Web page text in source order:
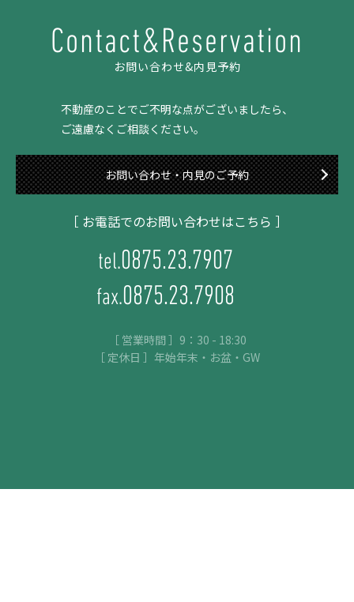
Contact&Reservation
お問い合わせ&内見予約
不動産のことでご不明な点がございましたら、
ご遠慮なくご相談ください。
お問い合わせ・内見のご予約
［ お電話でのお問い合わせはこちら ］
tel.0875.23.7907
fax.0875.23.7908
［ 営業時間 ］9：30 - 18:30
［ 定休日 ］年始年末・お盆・GW